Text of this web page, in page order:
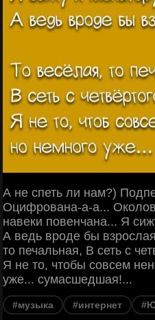
А не спеть ли нам?)
Оцифрована-а-а...
навеки повенчана... Я
А ведь вроде бы
то печальная, В сеть с
Я не то, чтобы совсем
уже... сумасшедшая!...
#музыка #интернет